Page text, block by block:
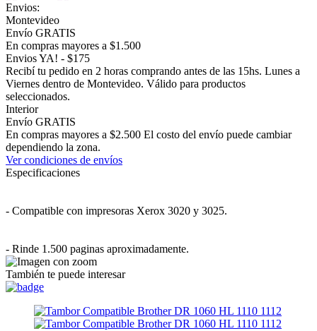
Envios:
Montevideo
Envío GRATIS
En compras mayores a $1.500
Envios YA! - $175
Recibí tu pedido en 2 horas comprando antes de las 15hs. Lunes a
Viernes dentro de Montevideo. Válido para productos
seleccionados.
Interior
Envío GRATIS
En compras mayores a $2.500 El costo del envío puede cambiar
dependiendo la zona.
Ver condiciones de envíos
Especificaciones
- Compatible con impresoras Xerox 3020 y 3025.
- Rinde 1.500 paginas aproximadamente.
También te puede interesar